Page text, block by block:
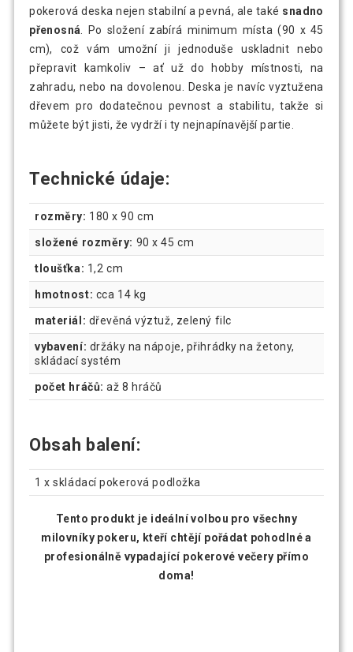
pokerová deska nejen stabilní a pevná, ale také snadno
přenosná. Po složení zabírá minimum místa (90 x 45
cm), což vám umožní ji jednoduše uskladnit nebo
přepravit kamkoliv – ať už do hobby místnosti, na
zahradu, nebo na dovolenou. Deska je navíc vyztužena
dřevem pro dodatečnou pevnost a stabilitu, takže si
můžete být jisti, že vydrží i ty nejnapínavější partie.
Technické údaje:
rozměry: 180 x 90 cm
složené rozměry: 90 x 45 cm
tloušťka: 1,2 cm
hmotnost: cca 14 kg
materiál: dřevěná výztuž, zelený filc
vybavení: držáky na nápoje, přihrádky na žetony,
skládací systém
počet hráčů: až 8 hráčů
Obsah balení:
1 x skládací pokerová podložka
Tento produkt je ideální volbou pro všechny
milovníky pokeru, kteří chtějí pořádat pohodlné a
profesionálně vypadající pokerové večery přímo
doma!